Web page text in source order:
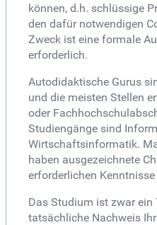
können, d.h. schlüssige
den dafür notwendigen
Zweck ist eine formale
erforderlich.
Autodidaktische Gurus
und die meisten Stellen
oder
Studiengänge sind
Wirtschaftsinformatik.
haben ausgezeichnete
erforderlichen
Das Studium ist zwar ein
tatsächliche Nachweis